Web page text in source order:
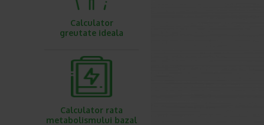
Calculator
greutate ideala
Calculator rata
metabolismului bazal